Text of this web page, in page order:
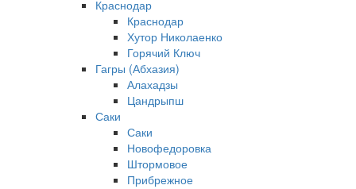
Краснодар
Краснодар
Хутор Николаенко
Горячий Ключ
Гагры (Абхазия)
Алахадзы
Цандрыпш
Саки
Саки
Новофедоровка
Штормовое
Прибрежное